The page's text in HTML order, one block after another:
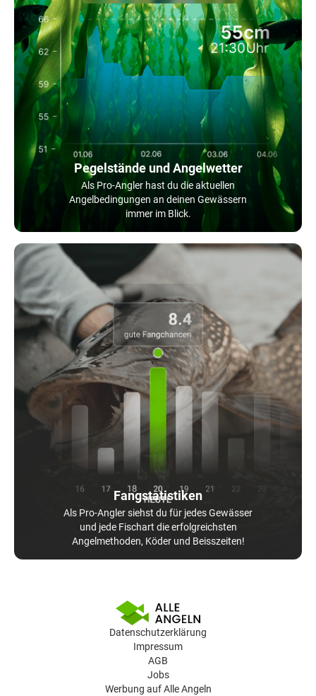
Pegelstände und Angelwetter
Als Pro-Angler hast du die aktuellen
Angelbedingungen an deinen Gewässern
immer im Blick.
Fangstatistiken
Als Pro-Angler siehst du für jedes Gewässer
und jede Fischart die erfolgreichsten
Angelmethoden, Köder und Beisszeiten!
Datenschutzerklärung
Impressum
AGB
Jobs
Werbung auf Alle Angeln